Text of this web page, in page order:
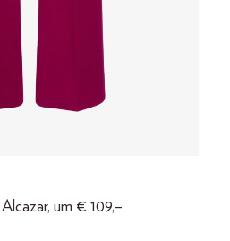
um € 109,–